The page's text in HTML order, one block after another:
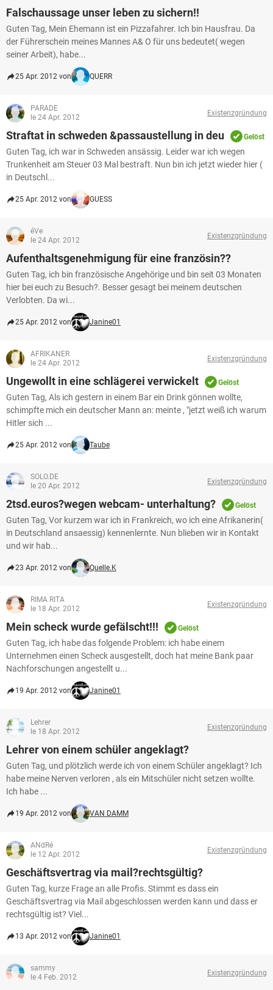
Falschaussage unser leben zu sichern!!
Guten Tag, Mein Ehemann ist ein Pizzafahrer. Ich bin Hausfrau. Da
der Führerschein meines Mannes A& O für uns bedeutet( wegen
seiner Arbeit), habe...
25 Apr. 2012 von QUERR
PARADE
le 24 Apr. 2012
Existenzgründung
Straftat in schweden &passaustellung in deu Gelöst
Guten Tag, ich war in Schweden ansässig. Leider war ich wegen
Trunkenheit am Steuer 03 Mal bestraft. Nun bin ich jetzt wieder hier (
in Deutschl...
25 Apr. 2012 von GUESS
éVe
le 24 Apr. 2012
Existenzgründung
Aufenthaltsgenehmigung für eine französin??
Guten Tag, ich bin französische Angehörige und bin seit 03 Monaten
hier bei euch zu Besuch?. Besser gesagt bei meinem deutschen
Verlobten. Da wi...
25 Apr. 2012 von Janine01
AFRIKANER
le 24 Apr. 2012
Existenzgründung
Ungewollt in eine schlägerei verwickelt Gelöst
Guten Tag, Als ich gestern in einem Bar ein Drink gönnen wollte,
schimpfte mich ein deutscher Mann an: meinte , "jetzt weiß ich warum
Hitler sich ...
25 Apr. 2012 von Taube
SOLO.DE
le 20 Apr. 2012
Existenzgründung
2tsd.euros?wegen webcam- unterhaltung? Gelöst
Guten Tag, Vor kurzem war ich in Frankreich, wo ich eine Afrikanerin(
in Deutschland ansaessig) kennenlernte. Nun blieben wir in Kontakt
und wir hab...
23 Apr. 2012 von Quelle.K
RIMA RITA
le 18 Apr. 2012
Existenzgründung
Mein scheck wurde gefälscht!!! Gelöst
Guten Tag, ich habe das folgende Problem: ich habe einem
Unternehmen einen Scheck ausgestellt, doch hat meine Bank paar
Nachforschungen angestellt u...
19 Apr. 2012 von Janine01
Lehrer
le 18 Apr. 2012
Existenzgründung
Lehrer von einem schüler angeklagt?
Guten Tag, und plötzlich werde ich von einem Schüler angeklagt? Ich
habe meine Nerven verloren , als ein Mitschüler nicht setzen wollte.
Ich habe ...
19 Apr. 2012 von VAN DAMM
ANdRé
le 12 Apr. 2012
Existenzgründung
Geschäftsvertrag via mail?rechtsgültig?
Guten Tag, kurze Frage an alle Profis. Stimmt es dass ein
Geschäftsvertrag via Mail abgeschlossen werden kann und dass er
rechtsgültig ist? Viel...
13 Apr. 2012 von Janine01
sammy
le 4 Feb. 2012
Existenzgründung